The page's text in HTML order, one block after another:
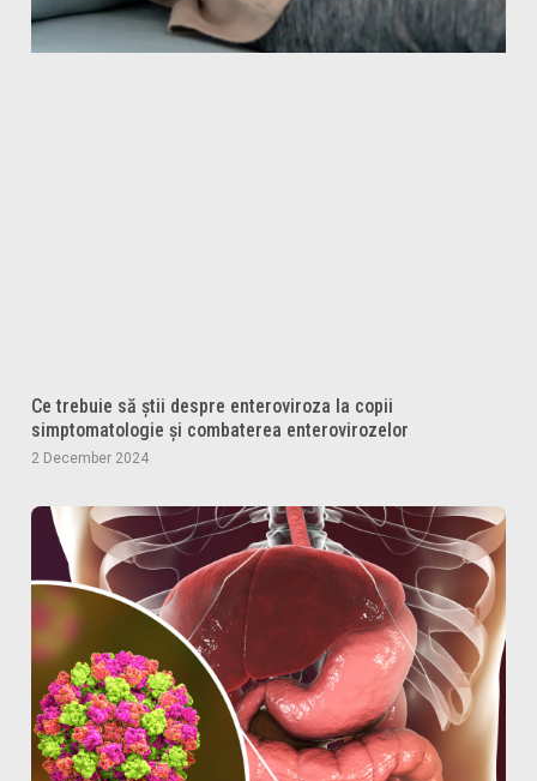
Ce trebuie să știi despre enteroviroza la copii
simptomatologie și combaterea enterovirozelor
2 December 2024